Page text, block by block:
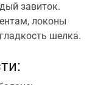
завиток.
локоны
шелка.